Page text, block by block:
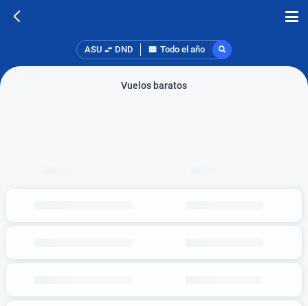
ASU DND Todo el año
Vuelos baratos